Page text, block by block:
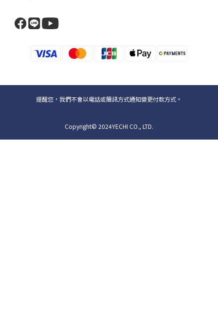
提醒您，我們不會以電話或簡訊方式通知變更付款方式。
Copyright© 2024YECHI CO., LTD.